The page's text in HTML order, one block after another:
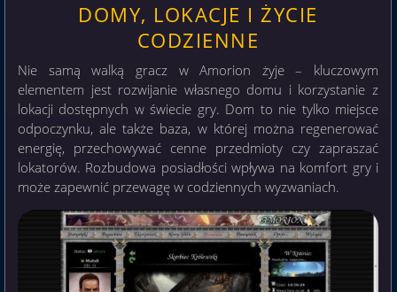
DOMY, LOKACJE I ŻYCIE
CODZIENNE
Nie samą walką gracz w Amorion żyje – kluczowym
elementem jest rozwijanie własnego domu i korzystanie z
lokacji dostępnych w świecie gry. Dom to nie tylko miejsce
odpoczynku, ale także baza, w której można regenerować
energię, przechowywać cenne przedmioty czy zapraszać
lokatorów. Rozbudowa posiadłości wpływa na komfort gry i
może zapewnić przewagę w codziennych wyzwaniach.